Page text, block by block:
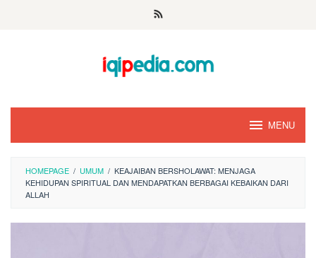
MENU
HOMEPAGE / UMUM / KEAJAIBAN BERSHOLAWAT: MENJAGA
KEHIDUPAN SPIRITUAL DAN MENDAPATKAN BERBAGAI KEBAIKAN DARI
ALLAH